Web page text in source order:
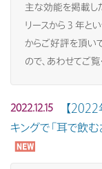
主な効能を掲載し
リースから３年と
からご好評を頂い
ので、あわせてご覧
2022.12.15
【
キングで「耳で飲